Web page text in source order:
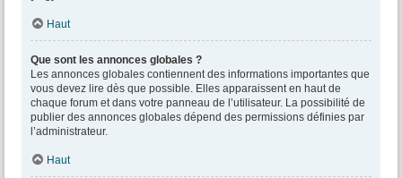
Haut
Que sont les annonces globales ?
Les annonces globales contiennent des informations importantes que
vous devez lire dès que possible. Elles apparaissent en haut de
chaque forum et dans votre panneau de l’utilisateur. La possibilité de
publier des annonces globales dépend des permissions définies par
l’administrateur.
Haut